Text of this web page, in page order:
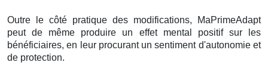
Outre le côté pratique des modifications, MaPrimeAdapt
peut de même produire un effet mental positif sur les
bénéficiaires, en leur procurant un sentiment d'autonomie et
de protection.